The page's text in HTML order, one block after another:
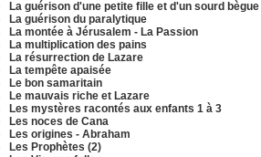
La guérison d'une petite fille et d'un sourd bègue
La guérison du paralytique
La montée à Jérusalem - La Passion
La multiplication des pains
La résurrection de Lazare
La tempête apaisée
Le bon samaritain
Le mauvais riche et Lazare
Les mystères racontés aux enfants 1 à 3
Les noces de Cana
Les origines - Abraham
Les Prophètes (2)